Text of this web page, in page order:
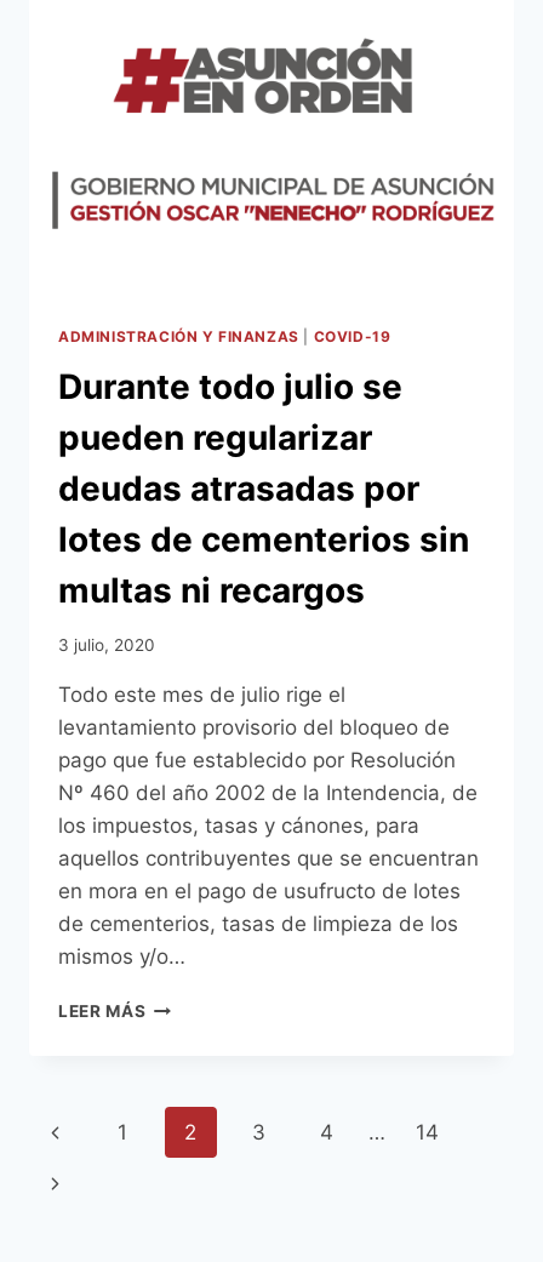
COOPERATIVA
SAN
CRISTÓBAL
FRUTALES
E
CORONAVIRUS
LA
ADMINISTRACIÓN Y FINANZAS COVID-19
Durante todo julio se
pueden regularizar
deudas atrasadas por
lotes de cementerios sin
multas ni recargos
3 julio, 2020
Todo este mes de julio rige el
levantamiento provisorio del bloqueo de
pago que fue establecido por Resolución
Nº 460 del año 2002 de la Intendencia, de
los impuestos, tasas y cánones, para
aquellos contribuyentes que se encuentran
en mora en el pago de usufructo de lotes
de cementerios, tasas de limpieza de los
mismos y/o…
LEER MÁS DURANTE
PUEDEN
REGULARIZAR
DEUDAS
Navegación
de
Página
anterior
1 2 3 4 … 14
Siguiente